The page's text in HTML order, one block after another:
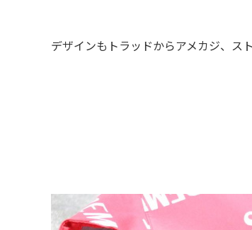
デザインもトラッドからアメカジ、ス